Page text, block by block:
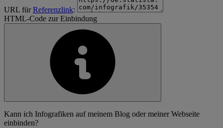
URL fürReferenzlink:
HTML-Code zur Einbindung
Kann ich Infografiken auf meinem Blog oder meiner Webseite
einbinden?